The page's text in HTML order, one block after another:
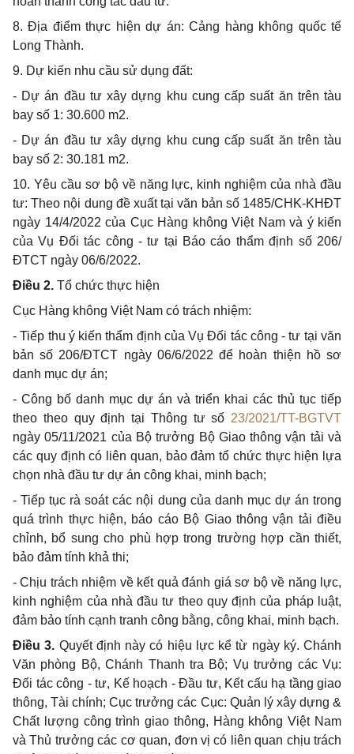
8. Địa điểm thực hiện dự án: Cảng hàng không quốc tế
Long Thành.
9. Dự kiến nhu cầu sử dụng đất:
- Dự án đầu tư xây dựng khu cung cấp suất ăn trên tàu
bay số 1: 30.600 m2.
- Dự án đầu tư xây dựng khu cung cấp suất ăn trên tàu
bay số 2: 30.181 m2.
10. Yêu cầu sơ bộ về năng lực, kinh nghiệm của nhà đầu
tư: Theo nội dung đề xuất tại văn bản số 1485/CHK-KHĐT
ngày 14/4/2022 của Cục Hàng không Việt Nam và ý kiến
của Vụ Đối tác công - tư tại Báo cáo thẩm định số 206/
ĐTCT ngày 06/6/2022.
Điều 2. Tổ chức thực hiện
Cục Hàng không Việt Nam có trách nhiệm:
- Tiếp thu ý kiến thẩm định của Vụ Đối tác công - tư tại văn
bản số 206/ĐTCT ngày 06/6/2022 để hoàn thiện hồ sơ
danh mục dự án;
- Công bố danh mục dự án và triển khai các thủ tục tiếp
theo theo quy định tại Thông tư số 23/2021/TT-BGTVT
ngày 05/11/2021 của Bộ trưởng Bộ Giao thông vận tải và
các quy định có liên quan, bảo đảm tổ chức thực hiện lựa
chọn nhà đầu tư dự án công khai, minh bạch;
- Tiếp tục rà soát các nội dung của danh mục dự án trong
quá trình thực hiện, báo cáo Bộ Giao thông vận tải điều
chỉnh, bổ sung cho phù hợp trong trường hợp cần thiết,
bảo đảm tính khả thi;
- Chịu trách nhiệm về kết quả đánh giá sơ bộ về năng lực,
kinh nghiệm của nhà đầu tư theo quy định của pháp luật,
đảm bảo tính cạnh tranh công bằng, công khai, minh bạch.
Điều 3. Quyết định này có hiệu lực kể từ ngày ký. Chánh
Văn phòng Bộ, Chánh Thanh tra Bộ; Vụ trưởng các Vụ:
Đối tác công - tư, Kế hoạch - Đầu tư, Kết cấu hạ tầng giao
thông, Tài chính; Cục trưởng các Cục: Quản lý xây dựng &
Chất lượng công trình giao thông, Hàng không Việt Nam
và Thủ trưởng các cơ quan, đơn vị có liên quan chịu trách